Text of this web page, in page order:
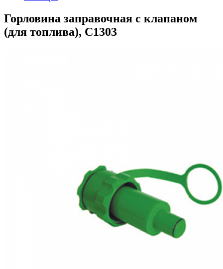
Горловина заправочная с клапаном
(для топлива), С1303